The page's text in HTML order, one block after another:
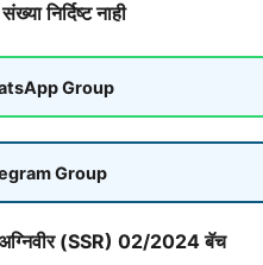
निर्दिष्ट नाही
Group
Group
अग्निवीर (SSR) 02/2024 बॅच